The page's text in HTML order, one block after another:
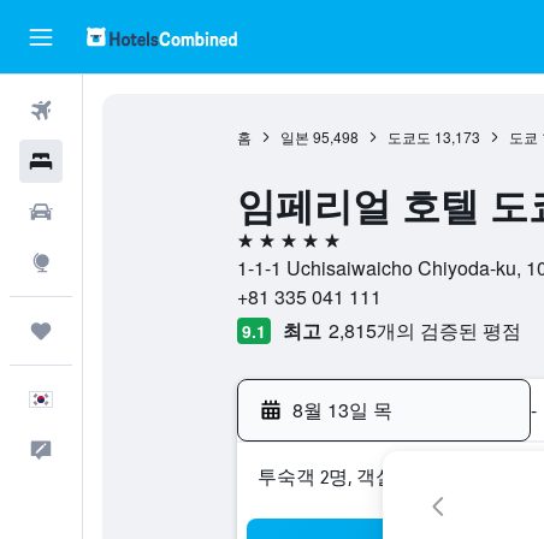
홈 일본 95,498 도쿄도 13,173 도쿄
임페리얼 호텔
5성급
1-1-1 Uchisaiwaicho Chiyoda-ku,
+81 335 041 111
9.1 최고 2,815개의 검증된 평점
8월 13일 목 -
​투숙객 2​명, ​객실 1개